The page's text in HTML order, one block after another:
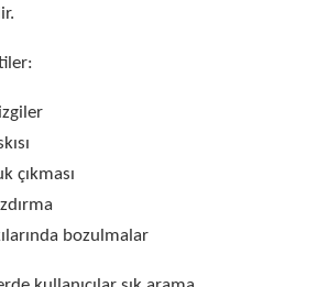
çıkması
bozulmalar